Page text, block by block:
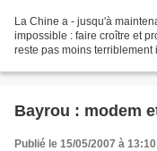
La Chine a - jusqu'à
impossible : faire croître et
reste pas moins
Bayrou : modem
Publié le 15/05/2007 à 13:10